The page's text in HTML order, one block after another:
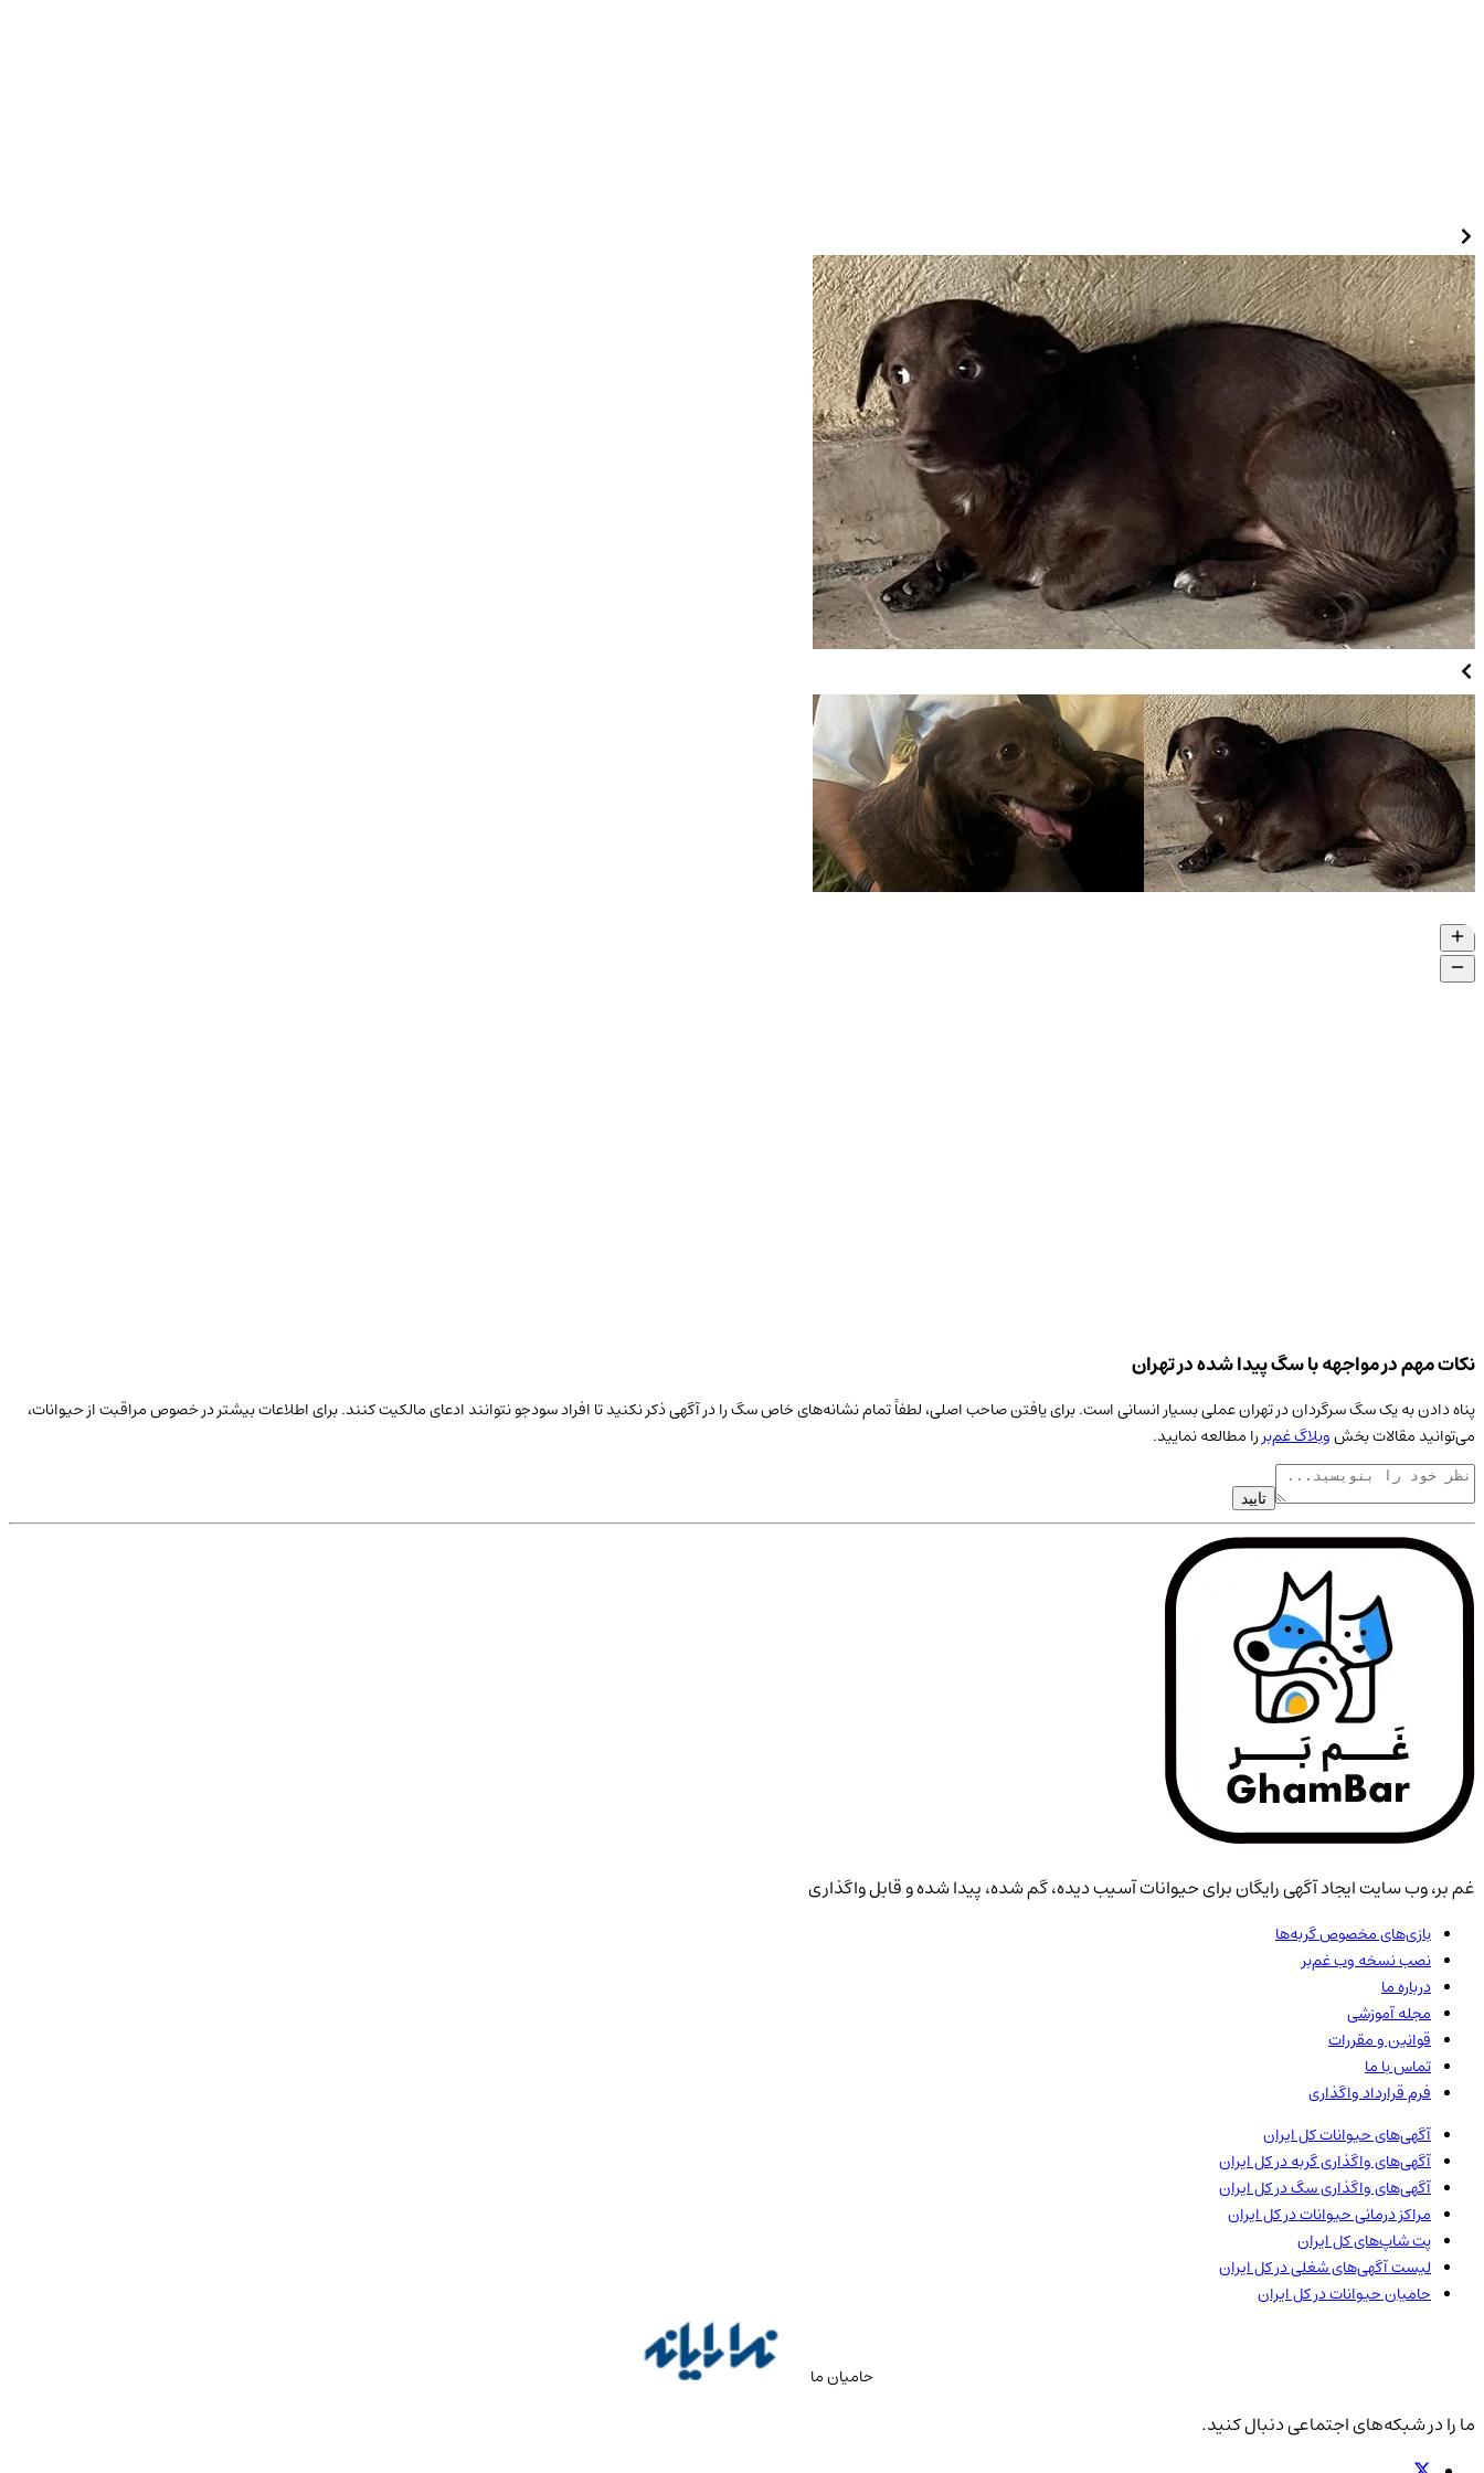
نکات مهم در مواجهه با سگ پیدا شده در تهران
پناه دادن به یکسگسرگردان درتهرانعملی بسیار انسانی است. برای یافتن صاحب اصلی، لطفاً تمام نشانه‌های خاصسگرا در آگهی ذکر نکنید تا افراد سودجو نتوانند ادعای مالکیت کنند. برای اطلاعات بیشتر در خصوص مراقبت از حیوانات،
می‌توانید مقالات بخشوبلاگ غم‌بررا مطالعه نمایید.
تایید
غم بر، وب سایت ایجاد آگهی رایگان برای حیوانات آسیب دیده، گم شده، پیدا شده و قابل واگذاری
بازی‌های مخصوص گربه‌ها
نصب نسخه وب غم‌بر
درباره ما
مجله آموزشی
قوانین و مقررات
تماس با ما
فرم قرارداد واگذاری
آگهی‌های حیواناتکل ایران
آگهی‌های واگذاری گربه درکل ایران
آگهی‌های واگذاری سگ درکل ایران
مراکز درمانی حیوانات درکل ایران
پت شاپ‌هایکل ایران
لیست آگهی‌های شغلی درکل ایران
حامیان حیوانات درکل ایران
حامیان ما
ما را در شبکه‌های اجتماعی دنبال کنید.